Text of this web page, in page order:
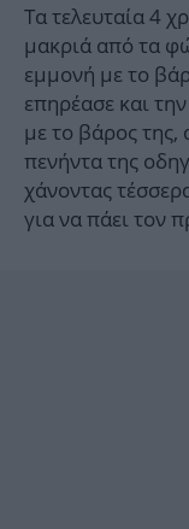
Τα τελευταία 4
μακριά από τα
εμμονή με το
επηρέασε και
με το βάρος
πενήντα της
χάνοντας
για να πάει τον